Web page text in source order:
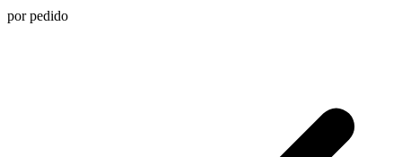
por pedido